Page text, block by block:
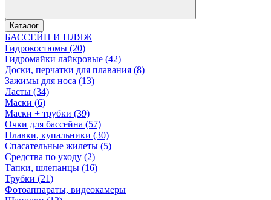
Каталог
БАССЕЙН И ПЛЯЖ
Гидрокостюмы (20)
Гидромайки лайкровые (42)
Доски, перчатки для плавания (8)
Зажимы для носа (13)
Ласты (34)
Маски (6)
Маски + трубки (39)
Очки для бассейна (57)
Плавки, купальники (30)
Спасательные жилеты (5)
Средства по уходу (2)
Тапки, шлепанцы (16)
Трубки (21)
Фотоаппараты, видеокамеры